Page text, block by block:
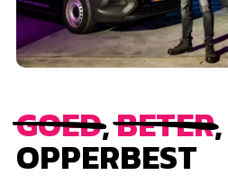
GOED,BETER,
OPPERBEST